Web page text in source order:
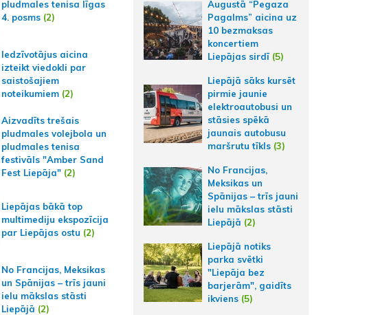
pludmales tenisa līgas
4. posms(2)
Iedzīvotājus aicina
izteikt viedokli par
saistošajiem
noteikumiem (2)
Aizvadīts trešais
pludmales volejbola un
pludmales tenisa
festivāls "Amber Sand
Fest Liepāja"(2)
Liepājas bākā top
multimediju ekspozīcija
par Liepājas ostu (2)
No Francijas, Meksikas
un Spānijas – trīs jauni
ielu mākslas stāsti
Liepājā (2)
Augustā “Pegaza
Pagalms” aicina uz
10 bezmaksas
koncertiem
Liepājas sirdī (5)
Liepājā sāks kursēt
pirmie jaunie
elektroautobusi un
stāsies spēkā
jaunais autobusu
maršrutu tīkls (3)
No Francijas,
Meksikas un
Spānijas – trīs jauni
ielu mākslas stāsti
Liepājā (2)
Liepājā notiks
parka svētki
"Liepāja bez
barjerām", gaidīts
ikviens (5)